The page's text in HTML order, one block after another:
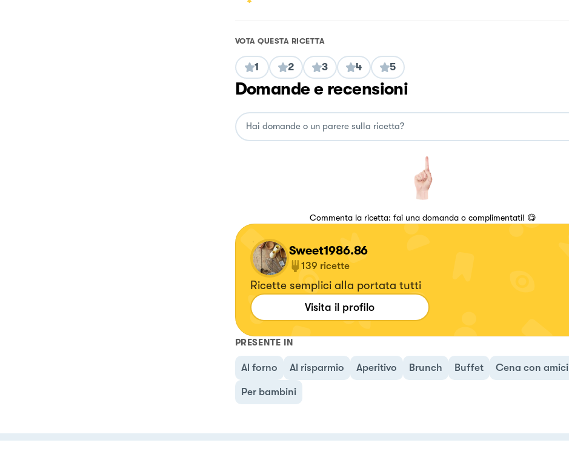
VOTA QUESTA RICETTA
1 2 3 4 5
Domande e recensioni
Commenta la ricetta: fai una domanda o complimentati! 😋
Sweet1986.86
139 ricette
Ricette semplici alla portata tutti
Visita il profilo
PRESENTE IN
Al forno Al risparmio Aperitivo Brunch Buffet Cena con amici
Per bambini